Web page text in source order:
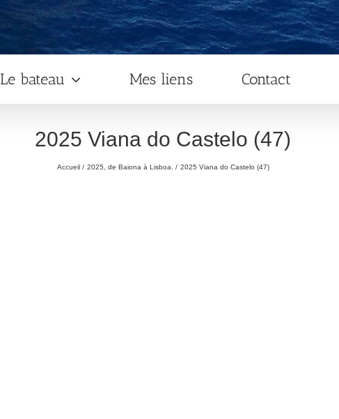
Le bateau Mes liens Contact
2025 Viana do Castelo (47)
Accueil 2025, de Baiona à Lisboa. 2025 Viana do Castelo (47)